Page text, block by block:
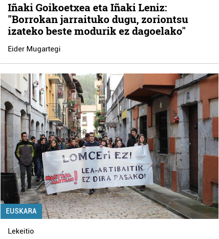
Iñaki Goikoetxea eta Iñaki Leniz:
"Borrokan jarraituko dugu, zoriontsu
izateko beste modurik ez dagoelako"
Eider Mugartegi
EUSKARA
Lekeitio